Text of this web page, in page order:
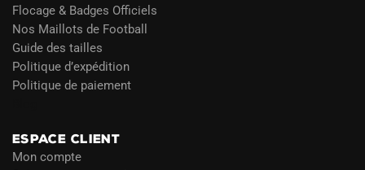
Flocage & Badges Officiels
Nos Maillots de Football
Guide des tailles
Politique d’expédition
Politique de paiement
ESPACE CLIENT
Mon compte